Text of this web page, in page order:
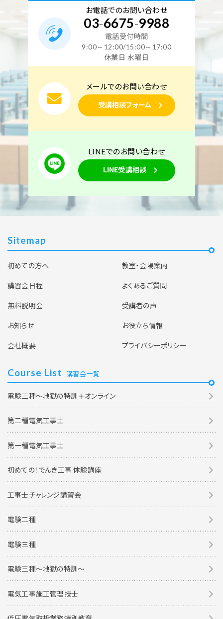
お電話でのお問い合わせ
03-6675-9988
電話受付時間
9:00～12:00/15:00～17:00
休業日 水曜日
メールでのお問い合わせ
受講相談フォーム
LINEでのお問い合わせ
LINE受講相談
Sitemap
初めての方へ
教室・会場案内
講習会日程
よくあるご質問
無料説明会
受講者の声
お知らせ
お役立ち情報
会社概要
プライバシーポリシー
Course List 講習会一覧
電験三種～地獄の特訓＋オンライン
第二種電気工事士
第一種電気工事士
初めての！でんき工事 体験講座
工事士チャレンジ講習会
電験二種
電験三種
電験三種〜地獄の特訓〜
電気工事施工管理技士